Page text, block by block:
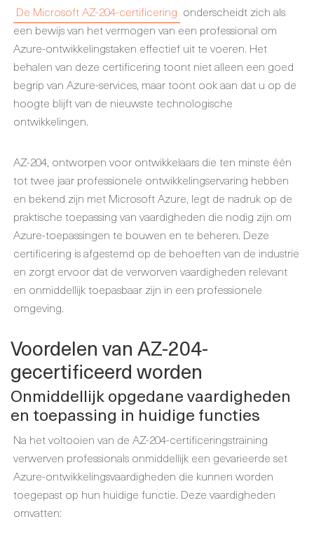
De Microsoft AZ-204-certificering onderscheidt zich als
een bewijs van het vermogen van een professional om
Azure-ontwikkelingstaken effectief uit te voeren. Het
behalen van deze certificering toont niet alleen een goed
begrip van Azure-services, maar toont ook aan dat u op de
hoogte blijft van de nieuwste technologische
ontwikkelingen.
AZ-204, ontworpen voor ontwikkelaars die ten minste één
tot twee jaar professionele ontwikkelingservaring hebben
en bekend zijn met Microsoft Azure, legt de nadruk op de
praktische toepassing van vaardigheden die nodig zijn om
Azure-toepassingen te bouwen en te beheren. Deze
certificering is afgestemd op de behoeften van de industrie
en zorgt ervoor dat de verworven vaardigheden relevant
en onmiddellijk toepasbaar zijn in een professionele
omgeving.
Voordelen van AZ-204-
gecertificeerd worden
Onmiddellijk opgedane vaardigheden
en toepassing in huidige functies
Na het voltooien van de AZ-204-certificeringstraining
verwerven professionals onmiddellijk een gevarieerde set
Azure-ontwikkelingsvaardigheden die kunnen worden
toegepast op hun huidige functie. Deze vaardigheden
omvatten: